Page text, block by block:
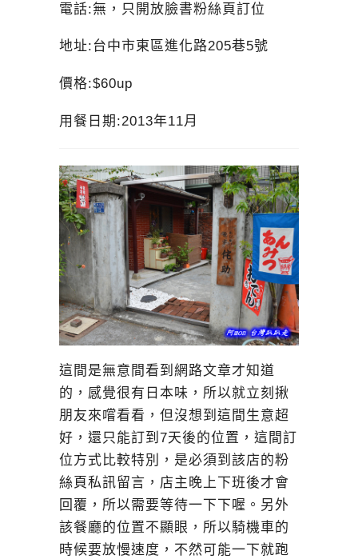
電話:無，只開放臉書粉絲頁訂位
地址:台中市東區進化路205巷5號
價格:$60up
用餐日期:2013年11月
這間是無意間看到網路文章才知道
的，感覺很有日本味，所以就立刻揪
朋友來嚐看看，但沒想到這間生意超
好，還只能訂到7天後的位置，這間訂
位方式比較特別，是必須到該店的粉
絲頁私訊留言，店主晚上下班後才會
回覆，所以需要等待一下下喔。另外
該餐廳的位置不顯眼，所以騎機車的
時候要放慢速度，不然可能一下就跑